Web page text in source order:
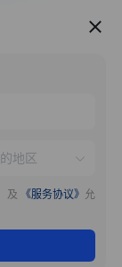
服务推荐
及 《服务协议》 允